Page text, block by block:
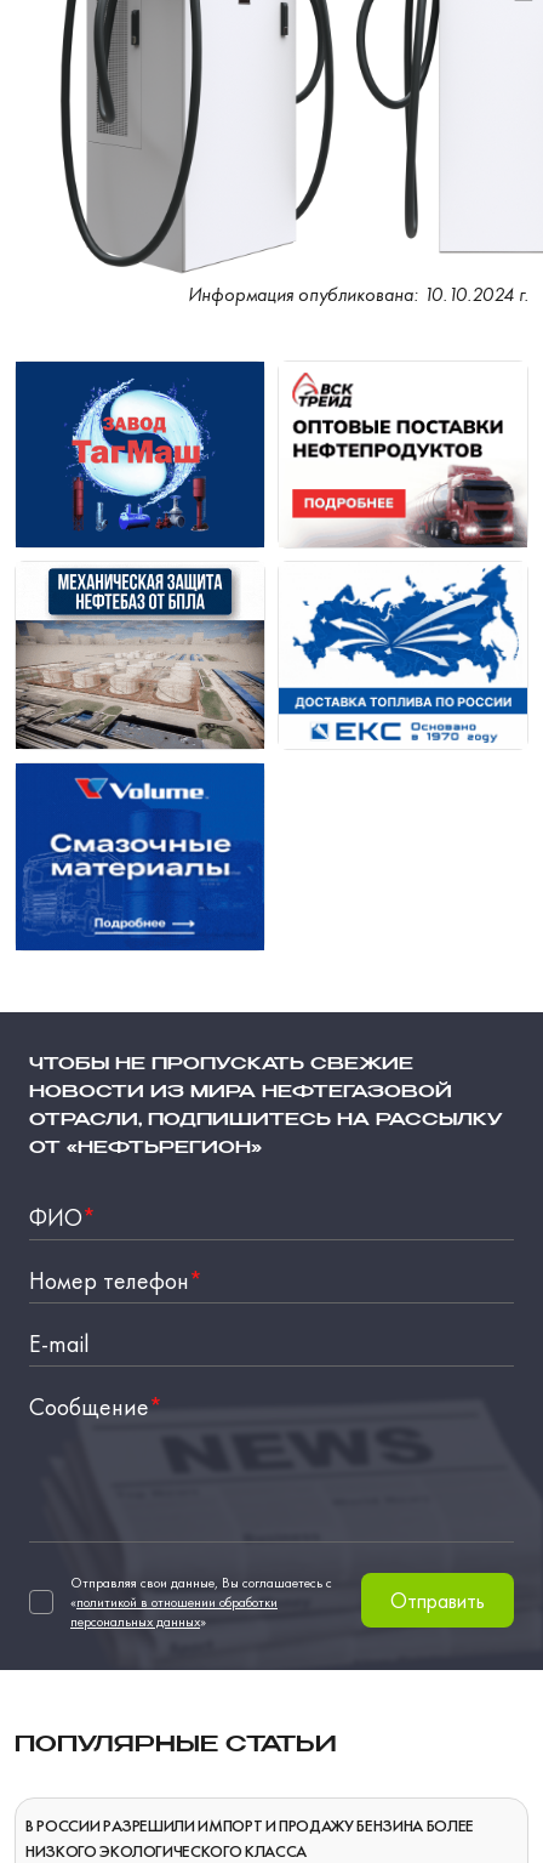
Информация опубликована: 10.10.2024 г.
ЧТОБЫ НЕ ПРОПУСКАТЬ СВЕЖИЕ
НОВОСТИ ИЗ МИРА НЕФТЕГАЗОВОЙ
ОТРАСЛИ, ПОДПИШИТЕСЬ НА РАССЫЛКУ
ОТ «НЕФТЬРЕГИОН»
ФИО*
Номер телефон*
E-mail
Сообщение*
Отправляя свои данные, Вы соглашаетесь с
«политикой в отношении обработки
персональных данных»
Отправить
ПОПУЛЯРНЫЕ СТАТЬИ
В РОССИИ РАЗРЕШИЛИ ИМПОРТ И ПРОДАЖУ БЕНЗИНА БОЛЕЕ
НИЗКОГО ЭКОЛОГИЧЕСКОГО КЛАССА